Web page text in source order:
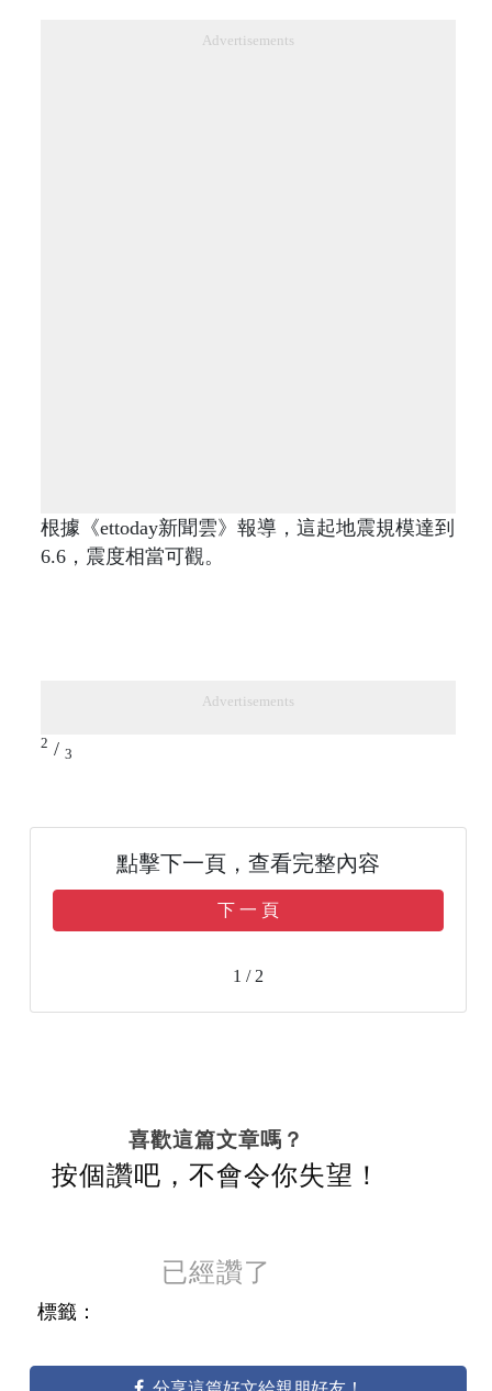
Advertisements
根據《ettoday新聞雲》報導，這起地震規模達到
6.6，震度相當可觀。
Advertisements
2 / 3
點擊下一頁，查看完整內容
下 一 頁
1 / 2
喜歡這篇文章嗎？
按個讚吧，不會令你失望！
已經讚了
標籤：